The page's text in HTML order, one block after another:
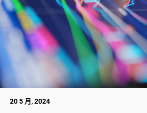
20 5 月, 2024